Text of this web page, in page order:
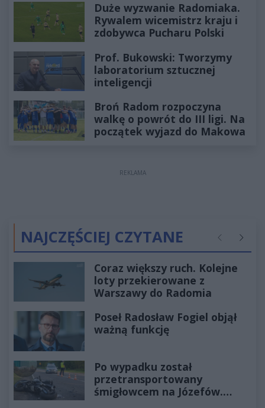
Duże wyzwanie Radomiaka.
Rywalem wicemistrz kraju i
zdobywca Pucharu Polski
Prof. Bukowski: Tworzymy
laboratorium sztucznej
inteligencji
Broń Radom rozpoczyna
walkę o powrót do III ligi. Na
początek wyjazd do Makowa
REKLAMA
NAJCZĘŚCIEJ CZYTANE Poprzednie
Coraz większy ruch. Kolejne
loty przekierowane z
Warszawy do Radomia
Poseł Radosław Fogiel objął
ważną funkcję
Po wypadku został
przetransportowany
śmigłowcem na Józefów.